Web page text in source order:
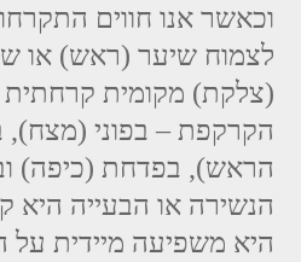
וכאשר אנו חווים
לצמוח שיער (ראש) או
(צלקת) מקומית
הקרקפת – בפוני (מצח),
הראש), בפדחת (כיפה)
הנשירה או הבעייה היא
היא משפיעה מיידית על